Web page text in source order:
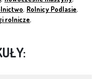
, Rolnicy Podlasie,
rolnicze,